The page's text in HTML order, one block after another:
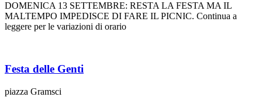
DOMENICA 13 SETTEMBRE: RESTA LA FESTA MA IL
MALTEMPO IMPEDISCE DI FARE IL PICNIC. Continua a
leggere per le variazioni di orario
Festa delle Genti
piazza Gramsci